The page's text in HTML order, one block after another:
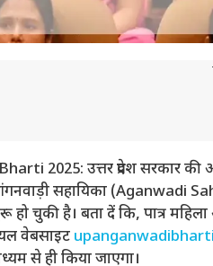
2025: उत्तर प्रदेश सरकार की
सहायिका (Aganwadi
हो चुकी है। बता दें कि, पात्र
वेबसाइट
से ही किया जाएगा।